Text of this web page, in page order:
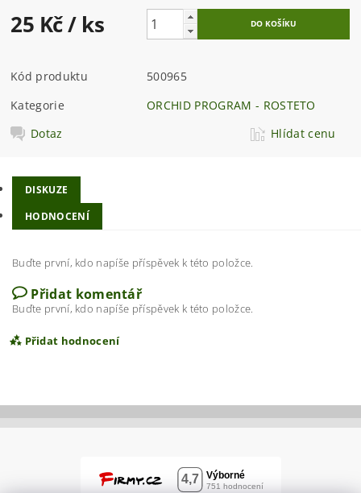
25 Kč/ ks
Kód produktu
500965
Kategorie
ORCHID PROGRAM - ROSTETO
Dotaz
Hlídat cenu
DISKUZE
HODNOCENÍ
Buďte první, kdo napíše příspěvek k této položce.
Přidat komentář
Buďte první, kdo napíše příspěvek k této položce.
Přidat hodnocení